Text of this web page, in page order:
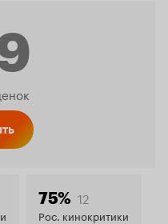
75% 12
Рос. кинокритики